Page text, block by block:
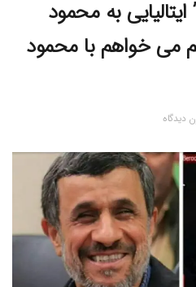
به محمود
می خواهم با محمود
دیدگاه